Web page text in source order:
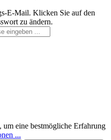
E-Mail. Klicken Sie auf den
zu ändern.
eine bestmögliche Erfahrung
...